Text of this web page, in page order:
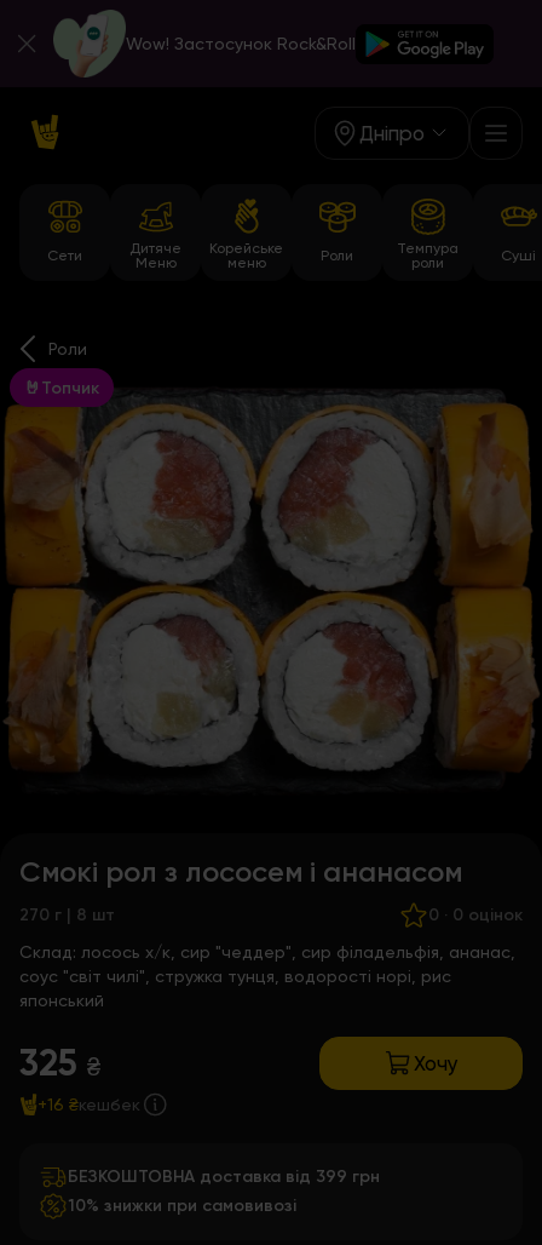
Wow! Застосунок Rock&Roll
Дніпро
Сети
Дитяче
Меню
Корейське
меню
Роли
Темпура
роли
Суші
Роли
🤘Топчик
Смокі рол з лососем і ананасом
270 г | 8 шт 0 · 0 оцінок
Склад: лосось х/к, сир "чеддер", сир філадельфія, ананас,
соус "світ чилі", стружка тунця, водорості норі, рис
японський
325 ₴ Хочу
+16 ₴кешбек
БЕЗКОШТОВНА доставка від 399 грн
10% знижки при самовивозі